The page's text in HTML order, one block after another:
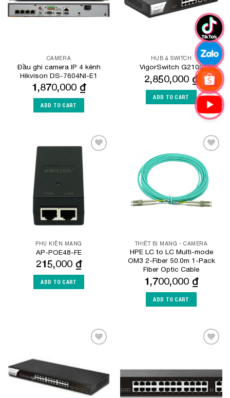
CAMERA
Đầu ghi camera IP 4 kênh
Hikvison DS-7604NI-E1
1,870,000 ₫
ADD TO CART
HUB & SWITCH
VigorSwitch G2100
2,850,000 ₫
ADD TO CART
Wishlist
PHỤ KIỆN MẠNG
AP-POE48-FE
215,000 ₫
ADD TO CART
Add to
Wishlist
THIẾT BỊ MẠNG - CAMERA
HPE LC to LC Multi-mode
OM3 2-Fiber 50.0m 1-Pack
Fiber Optic Cable
1,700,000 ₫
ADD TO CART